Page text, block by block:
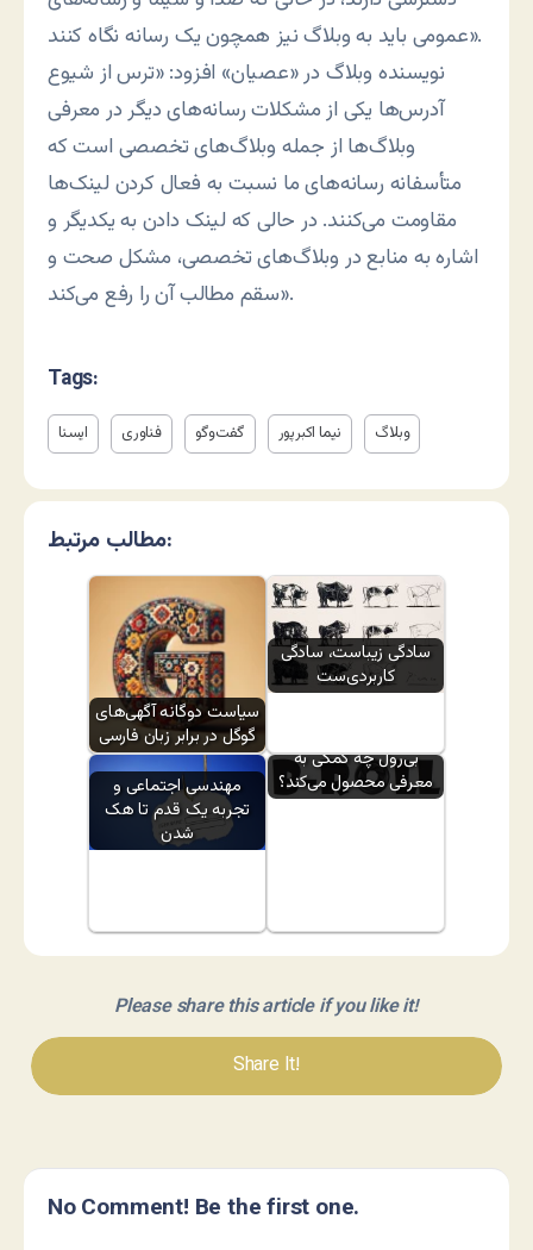
عمومی باید به وبلاگ نیز همچون یک رسانه نگاه کنند».
نویسنده وبلاگ در «عصیان» افزود: «ترس از شیوع
آدرس‌ها یکی از مشکلات رسانه‌های دیگر در معرفی
وبلاگ‌ها از جمله وبلاگ‌های تخصصی است که
متأسفانه رسانه‌های ما نسبت به فعال کردن لینک‌ها
مقاومت می‌کنند. در حالی که لینک دادن به یکدیگر و
اشاره به منابع در وبلاگ‌های تخصصی، مشکل صحت و
سقم مطالب آن را رفع می‌کند».
Tags:
ایسنا فناوری گفت‌وگو نیما اکبرپور وبلاگ
مطالب مرتبط:
سیاست دوگانه آگهی‌های
گوگل در برابر زبان فارسی
سادگی زیباست، سادگی
کاربردی‌ست
مهندسی اجتماعی و
تجربه یک قدم تا هک
شدن
بی‌رول چه کمکی به
معرفی محصول می‌کند؟
Please share this article if you like it!
Share It!
No Comment! Be the first one.